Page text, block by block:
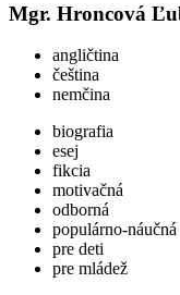
Mgr. Hroncová
angličtina
čeština
nemčina
biografia
esej
fikcia
motivačná
odborná
populárno-náučná
pre deti
pre mládež